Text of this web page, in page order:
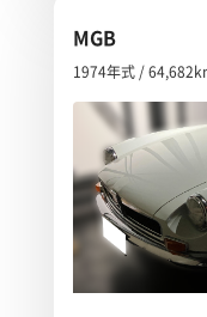
MGB
1974年式 /